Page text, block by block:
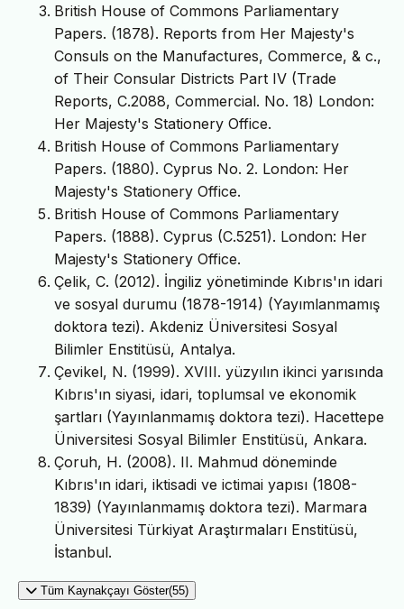
British House of Commons Parliamentary
Papers. (1878). Reports from Her Majesty's
Consuls on the Manufactures, Commerce, & c.,
of Their Consular Districts Part IV (Trade
Reports, C.2088, Commercial. No. 18) London:
Her Majesty's Stationery Office.
British House of Commons Parliamentary
Papers. (1880). Cyprus No. 2. London: Her
Majesty's Stationery Office.
British House of Commons Parliamentary
Papers. (1888). Cyprus (C.5251). London: Her
Majesty's Stationery Office.
Çelik, C. (2012). İngiliz yönetiminde Kıbrıs'ın idari
ve sosyal durumu (1878-1914) (Yayımlanmamış
doktora tezi). Akdeniz Üniversitesi Sosyal
Bilimler Enstitüsü, Antalya.
Çevikel, N. (1999). XVIII. yüzyılın ikinci yarısında
Kıbrıs'ın siyasi, idari, toplumsal ve ekonomik
şartları (Yayınlanmamış doktora tezi). Hacettepe
Üniversitesi Sosyal Bilimler Enstitüsü, Ankara.
Çoruh, H. (2008). II. Mahmud döneminde
Kıbrıs'ın idari, iktisadi ve ictimai yapısı (1808-
1839) (Yayınlanmamış doktora tezi). Marmara
Üniversitesi Türkiyat Araştırmaları Enstitüsü,
İstanbul.
Tüm Kaynakçayı Göster(55)